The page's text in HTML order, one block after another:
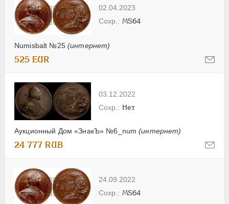
02.04.2023
Numisbalt №25 (интернет)
MS64
525 EUR
03.12.2022
Аукционный Дом «ЗнакЪ» №6_num(интернет)
Нет
24 777 RUB
24.09.2022
MS64